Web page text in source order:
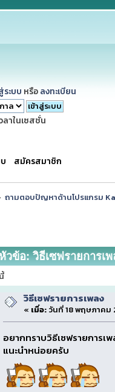
ระบบ หรือ ลงทะเบียน
ลาในเซสชั่น
สมัครสมาชิก
ถามตอบปัญหาด้านโปรแกรม
ข้อ: วิธีเซฟรายการเ
วิธีเซฟรายการเพลง
« เมื่อ:วันที่ 18 พฤษภาคม
อยากทราบวิธีเซฟรายการเ
แนะนำหน่อยครับ